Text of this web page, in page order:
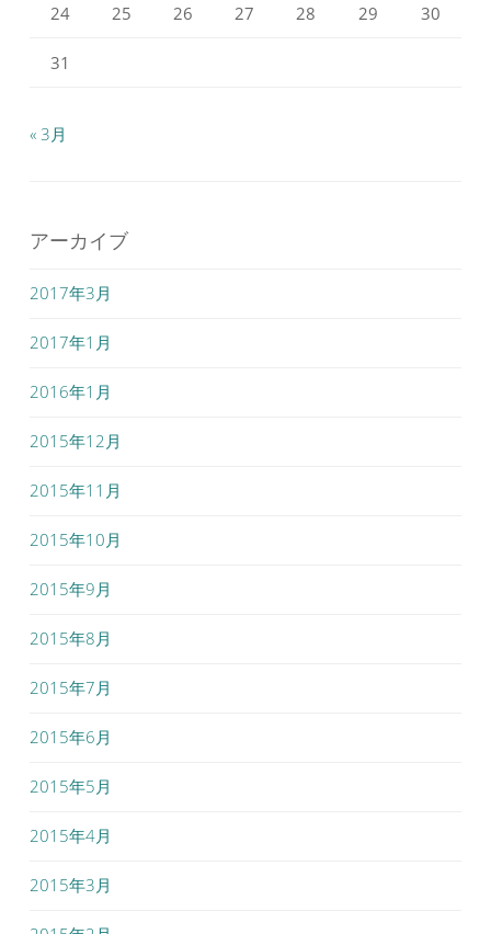
24 25 26 27 28 29 30
31
« 3月
アーカイブ
2017年3月
2017年1月
2016年1月
2015年12月
2015年11月
2015年10月
2015年9月
2015年8月
2015年7月
2015年6月
2015年5月
2015年4月
2015年3月